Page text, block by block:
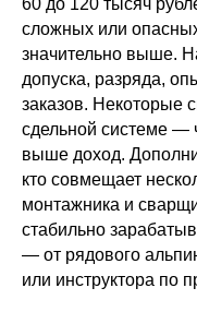
60 до 120 тысяч
сложных или
значительно выше.
допуска, разряда,
заказов. Некоторые
сдельной системе —
выше доход.
кто совмещает
монтажника и
стабильно
— от рядового
или инструктора по